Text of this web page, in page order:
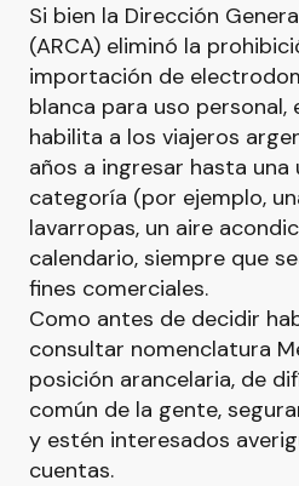
Si bien la Dirección
(ARCA) eliminó la
importación de
blanca para uso
habilita a los viajeros
años a ingresar hasta una
categoría (por ejemplo,
lavarropas, un aire
calendario, siempre que
fines comerciales.
Como antes de decidir
consultar nomenclatura
posición arancelaria, de
común de la gente,
y estén interesados
cuentas.